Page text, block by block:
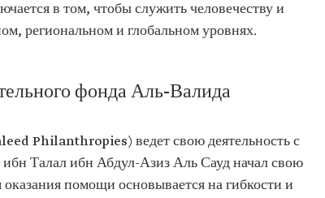
в том, чтобы служить человечеству и
региональном и глобальном уровнях.
фонда Аль-Валида
Philanthropies) ведет свою деятельность с
Талал ибн Абдул-Азиз Аль Сауд начал свою
помощи основывается на гибкости и